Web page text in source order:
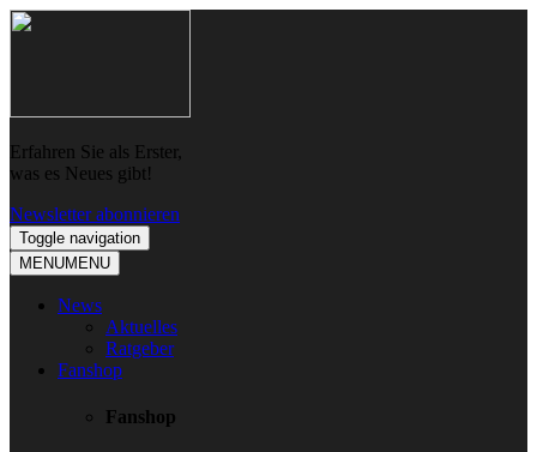
Skip
Skip
Erfahren Sie als Erster,
was es Neues gibt!
Newsletter abonnieren
Toggle navigation
MENUMENU
News
Aktuelles
Ratgeber
Fanshop
Fanshop